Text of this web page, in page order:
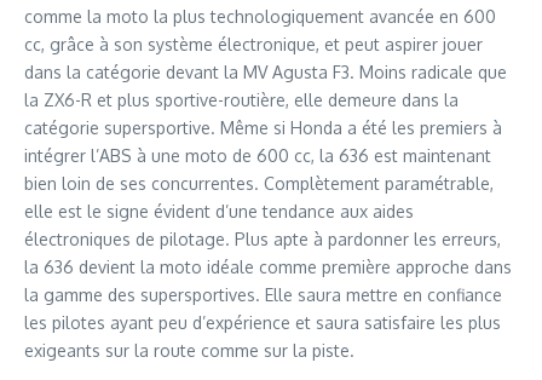
comme la moto la plus technologiquement avancée en 600
cc, grâce à son système électronique, et peut aspirer jouer
dans la catégorie devant la MV Agusta F3. Moins radicale que
la ZX6-R et plus sportive-routière, elle demeure dans la
catégorie supersportive. Même si Honda a été les premiers à
intégrer l’ABS à une moto de 600 cc, la 636 est maintenant
bien loin de ses concurrentes. Complètement paramétrable,
elle est le signe évident d’une tendance aux aides
électroniques de pilotage. Plus apte à pardonner les erreurs,
la 636 devient la moto idéale comme première approche dans
la gamme des supersportives. Elle saura mettre en confiance
les pilotes ayant peu d’expérience et saura satisfaire les plus
exigeants sur la route comme sur la piste.